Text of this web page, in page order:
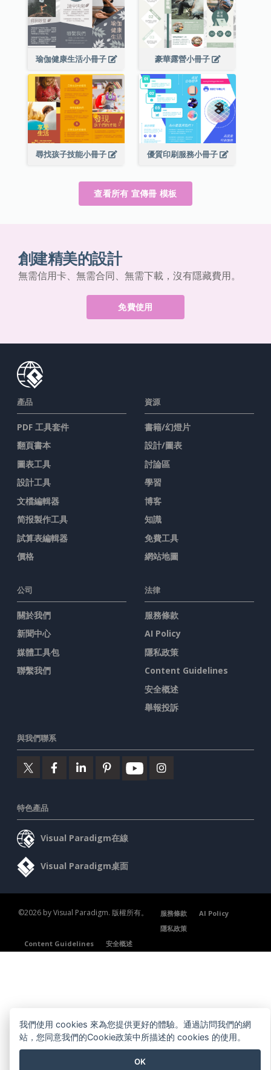
瑜伽健康生活小冊子 豪華露營小冊子
尋找孩子技能小冊子 優質印刷服務小冊子
查看所有 宣傳冊 模板
創建精美的設計
無需信用卡、無需合同、無需下載，沒有隱藏費用。
免費使用
產品
PDF 工具套件
翻頁書本
圖表工具
設計工具
文檔編輯器
简报製作工具
試算表編輯器
價格
資源
書籍/幻燈片
設計/圖表
討論區
學習
博客
知識
免費工具
網站地圖
公司
關於我們
新聞中心
媒體工具包
聯繫我們
法律
服務條款
AI Policy
隱私政策
Content Guidelines
安全概述
舉報投訴
與我們聯系
特色產品
Visual Paradigm在線
Visual Paradigm桌面
©2026 by Visual Paradigm. 版權所有。 服務條款
AI Policy
隱私政策
Content Guidelines
安全概述
我們使用 cookies 來為您提供更好的體驗。通過訪問我們的網
站，您同意我們的Cookie政策中所描述的 cookies 的使用。
OK